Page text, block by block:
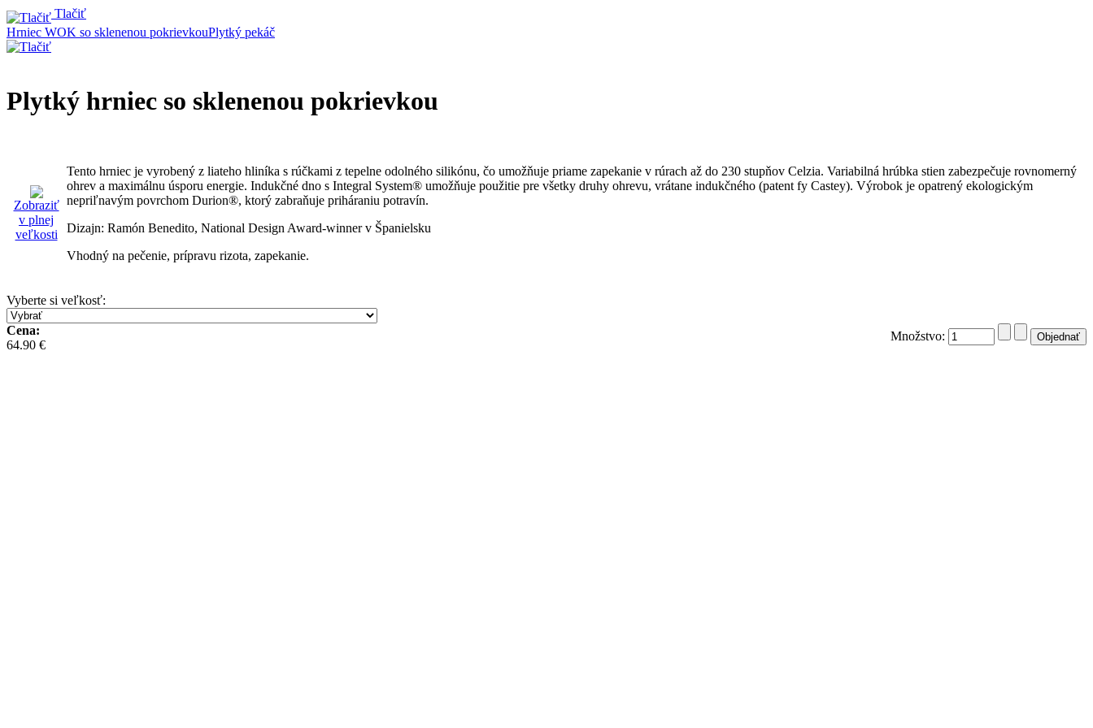
Tlačiť
Hrniec WOK so sklenenou pokrievkouPlytký pekáč
Plytký hrniec so sklenenou pokrievkou
Zobraziť
v plnej
veľkosti
Tento hrniec je vyrobený z liateho hliníka s rúčkami z tepelne odolného silikónu, čo umožňuje priame zapekanie v rúrach až do 230 stupňov Celzia. Variabilná hrúbka stien zabezpečuje rovnomerný
ohrev a maximálnu úsporu energie. Indukčné dno s Integral System® umožňuje použitie pre všetky druhy ohrevu, vrátane indukčného (patent fy Castey). Výrobok je opatrený ekologickým
nepriľnavým povrchom Durion®, ktorý zabraňuje priháraniu potravín.
Dizajn: Ramón Benedito, National Design Award-winner v Španielsku
Vhodný na pečenie, prípravu rizota, zapekanie.
Vyberte si veľkosť:
Množstvo:
Cena:
64.90 €